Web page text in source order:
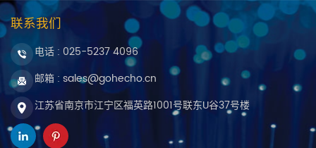
险，还可同时治疗合并的尿路肿瘤、输尿管息肉、狭窄等。
具体过程是输尿管软镜下钬激光碎石术是利用一条直径
3mm左右的纤维软镜，经过尿道、膀胱插入输尿管到达肾
盂、肾盏内，利用钬激光光纤将输尿管上段结石及肾结石击
碎后取出和引流排出。利用人体天然的泌尿系腔道，不在身
体上做任何切口，是一种纯粹的泌尿外科腔内微创技术，因
而备受患者青睐。
联系我们
电话 : 025-5237 4096
邮箱 : sales@gohecho.cn
江苏省南京市江宁区福英路1001号联东U谷37号楼